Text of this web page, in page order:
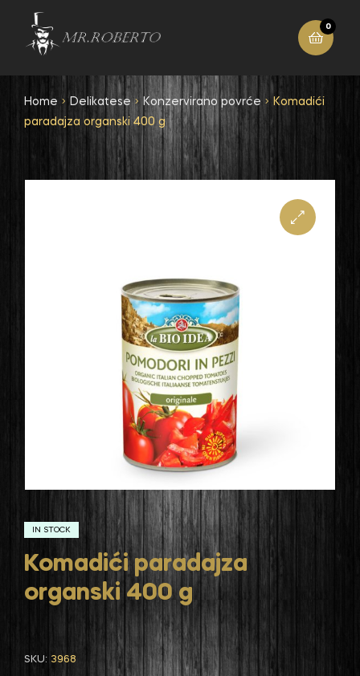
0
Home Delikatese Konzervirano povrće
Komadići
paradajza organski 400 g
IN STOCK
Komadići paradajza
organski 400 g
SKU: 3968